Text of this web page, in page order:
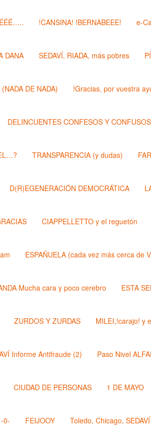
!CANSINA! !BERNABEEE! e-
DANA SEDAVÍ, RIADA, más pobres
DE NADA) !Gracias, por vuestra
DELINCUENTES CONFESOS Y CONFUSOS
TRANSPARENCIA (y dudas)
D(R)EGENERACIÓN DEMOCRÁTICA
CIAPPELLETTO y el reguetón
ESPAÑUELA (cada vez más cerca de
Mucha cara y poco cerebro ESTA
ZURDOS Y ZURDAS MILEI,!carajo! y
Informe Antifraude (2) Paso Nivel
CIUDAD DE PERSONAS 1 DE MAYO
0- FEIJOOY Toledo, Chicago,